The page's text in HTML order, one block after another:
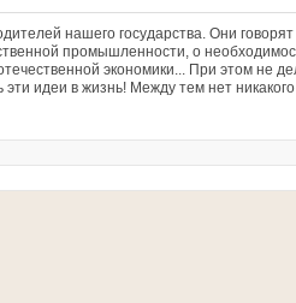
нашего государства. Они
промышленности, о
экономики... При этом не
эти идеи в жизнь! Между тем нет